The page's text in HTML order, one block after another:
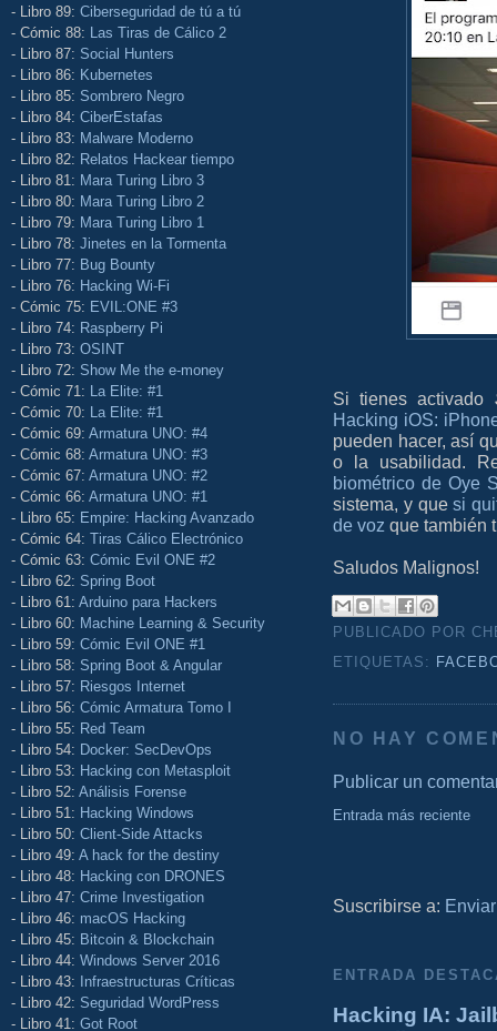
- Libro 89: Ciberseguridad de tú a tú
- Cómic 88: Las Tiras de Cálico 2
- Libro 87: Social Hunters
- Libro 86: Kubernetes
- Libro 85: Sombrero Negro
- Libro 84: CiberEstafas
- Libro 83: Malware Moderno
- Libro 82: Relatos Hackear tiempo
- Libro 81: Mara Turing Libro 3
- Libro 80: Mara Turing Libro 2
- Libro 79: Mara Turing Libro 1
- Libro 78: Jinetes en la Tormenta
- Libro 77: Bug Bounty
- Libro 76: Hacking Wi-Fi
- Cómic 75: EVIL:ONE #3
- Libro 74: Raspberry Pi
- Libro 73: OSINT
- Libro 72: Show Me the e-money
- Cómic 71: La Elite: #1
- Cómic 70: La Elite: #1
- Cómic 69: Armatura UNO: #4
- Cómic 68: Armatura UNO: #3
- Cómic 67: Armatura UNO: #2
- Cómic 66: Armatura UNO: #1
- Libro 65: Empire: Hacking Avanzado
- Cómic 64: Tiras Cálico Electrónico
- Cómic 63: Cómic Evil ONE #2
- Libro 62: Spring Boot
- Libro 61: Arduino para Hackers
- Libro 60: Machine Learning & Security
- Libro 59: Cómic Evil ONE #1
- Libro 58: Spring Boot & Angular
- Libro 57: Riesgos Internet
- Libro 56: Cómic Armatura Tomo I
- Libro 55: Red Team
- Libro 54: Docker: SecDevOps
- Libro 53: Hacking con Metasploit
- Libro 52: Análisis Forense
- Libro 51: Hacking Windows
- Libro 50: Client-Side Attacks
- Libro 49: A hack for the destiny
- Libro 48: Hacking con DRONES
- Libro 47: Crime Investigation
- Libro 46: macOS Hacking
- Libro 45: Bitcoin & Blockchain
- Libro 44: Windows Server 2016
- Libro 43: Infraestructuras Críticas
- Libro 42: Seguridad WordPress
- Libro 41: Got Root
Si tienes activado
Hacking iOS:
pueden hacer, así
o la usabilidad.
biométrico de Oye
sistema, y quesi
de voz que también
Saludos Malignos!
PUBLICADO POR
ETIQUETAS:
NO HAY
Publicar un
Entrada más reciente
Suscribirse a:
ENTRADA
Hacking IA: